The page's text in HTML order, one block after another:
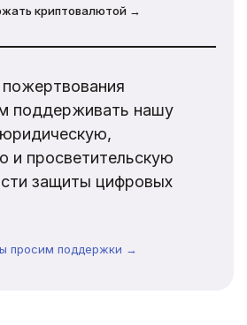
криптовалютой →
поддерживать нашу
и просветительскую
защиты цифровых
просим поддержки →